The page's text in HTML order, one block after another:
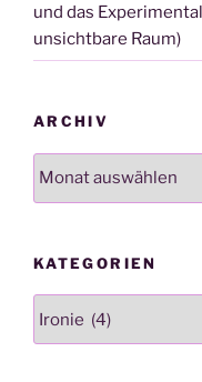
und das
unsichtbare Raum)
ARCHIV
Archiv
KATEGORIEN